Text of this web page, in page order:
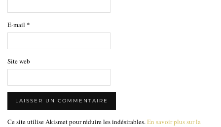
E-mail *
Site web
Ce site utilise Akismet pour réduire les indésirables. En savoir plus sur la